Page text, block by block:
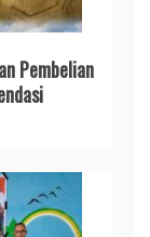
Pembelian